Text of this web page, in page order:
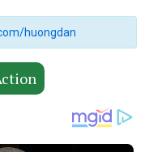
huongdan